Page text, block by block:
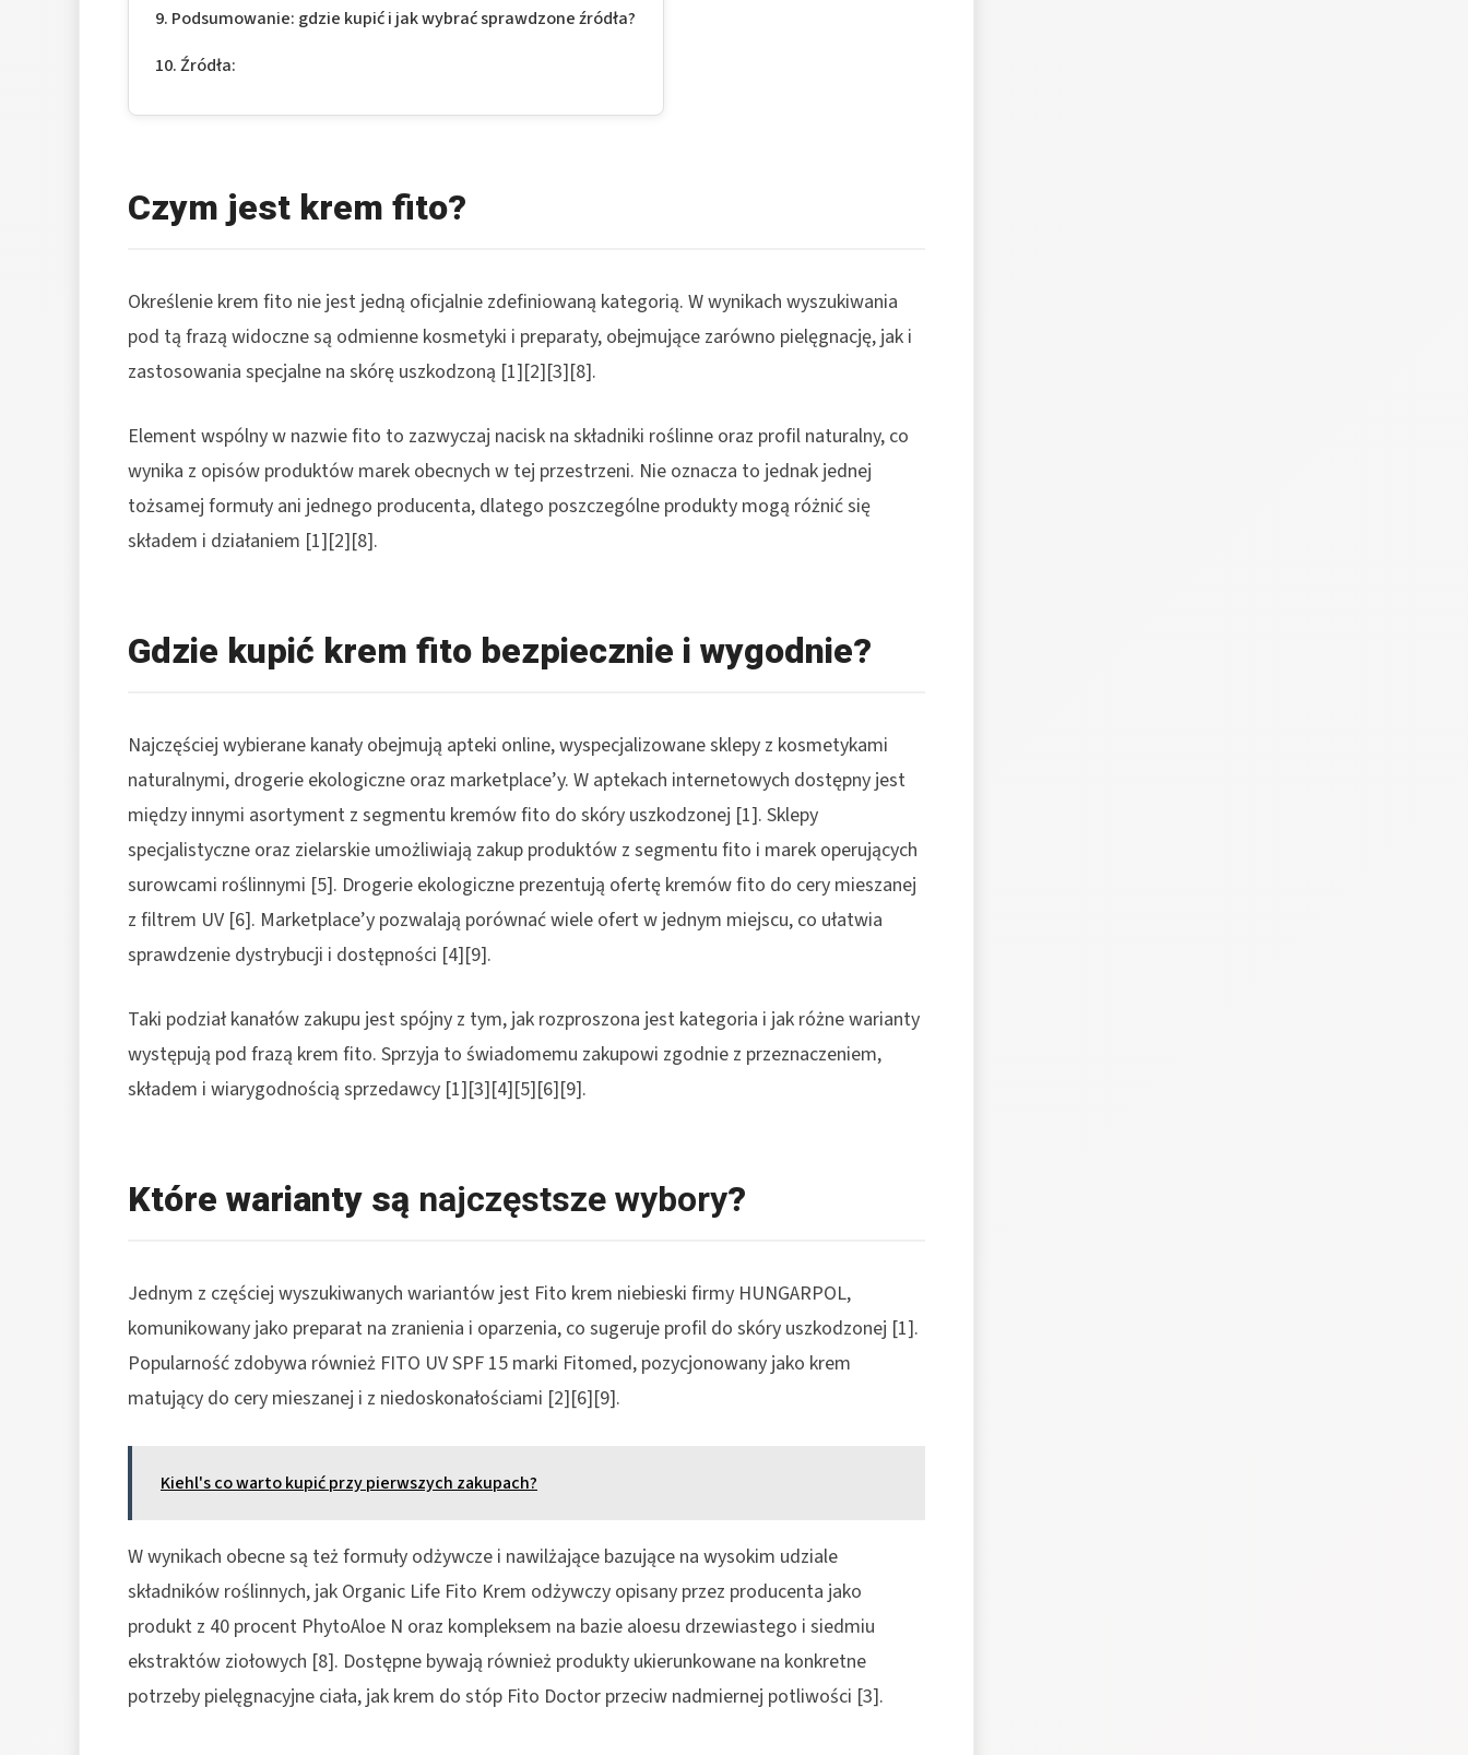
Podsumowanie: gdzie kupić i jak wybrać sprawdzone źródła?
Źródła:
Czym jest krem fito?
Określenie krem fito nie jest jedną oficjalnie zdefiniowaną kategorią. W wynikach wyszukiwania
pod tą frazą widoczne są odmienne kosmetyki i preparaty, obejmujące zarówno pielęgnację, jak i
zastosowania specjalne na skórę uszkodzoną [1][2][3][8].
Element wspólny w nazwie fito to zazwyczaj nacisk na składniki roślinne oraz profil naturalny, co
wynika z opisów produktów marek obecnych w tej przestrzeni. Nie oznacza to jednak jednej
tożsamej formuły ani jednego producenta, dlatego poszczególne produkty mogą różnić się
składem i działaniem [1][2][8].
Gdzie kupić krem fito bezpiecznie i wygodnie?
Najczęściej wybierane kanały obejmują apteki online, wyspecjalizowane sklepy z kosmetykami
naturalnymi, drogerie ekologiczne oraz marketplace’y. W aptekach internetowych dostępny jest
między innymi asortyment z segmentu kremów fito do skóry uszkodzonej [1]. Sklepy
specjalistyczne oraz zielarskie umożliwiają zakup produktów z segmentu fito i marek operujących
surowcami roślinnymi [5]. Drogerie ekologiczne prezentują ofertę kremów fito do cery mieszanej
z filtrem UV [6]. Marketplace’y pozwalają porównać wiele ofert w jednym miejscu, co ułatwia
sprawdzenie dystrybucji i dostępności [4][9].
Taki podział kanałów zakupu jest spójny z tym, jak rozproszona jest kategoria i jak różne warianty
występują pod frazą krem fito. Sprzyja to świadomemu zakupowi zgodnie z przeznaczeniem,
składem i wiarygodnością sprzedawcy [1][3][4][5][6][9].
Które warianty są najczęstsze wybory?
Jednym z częściej wyszukiwanych wariantów jest Fito krem niebieski firmy HUNGARPOL,
komunikowany jako preparat na zranienia i oparzenia, co sugeruje profil do skóry uszkodzonej [1].
Popularność zdobywa również FITO UV SPF 15 marki Fitomed, pozycjonowany jako krem
matujący do cery mieszanej i z niedoskonałościami [2][6][9].
Kiehl's co warto kupić przy pierwszych zakupach?
W wynikach obecne są też formuły odżywcze i nawilżające bazujące na wysokim udziale
składników roślinnych, jak Organic Life Fito Krem odżywczy opisany przez producenta jako
produkt z 40 procent PhytoAloe N oraz kompleksem na bazie aloesu drzewiastego i siedmiu
ekstraktów ziołowych [8]. Dostępne bywają również produkty ukierunkowane na konkretne
potrzeby pielęgnacyjne ciała, jak krem do stóp Fito Doctor przeciw nadmiernej potliwości [3].